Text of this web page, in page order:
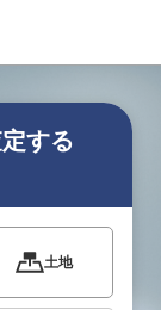
する
土地